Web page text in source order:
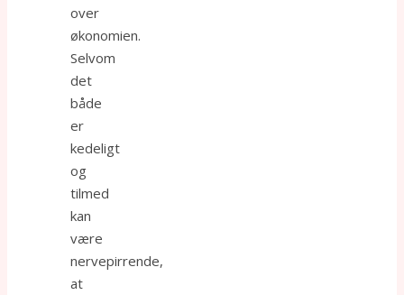
over
økonomien.
Selvom
det
både
er
kedeligt
og
tilmed
kan
være
nervepirrende,
at